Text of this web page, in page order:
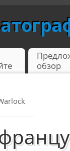
обзор